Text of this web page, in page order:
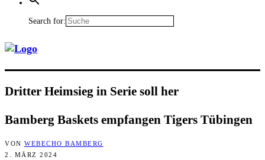
Search for:
Drit­ter Heim­sieg in Serie soll her
Bam­berg Bas­kets emp­fan­gen Tigers Tübingen
VON WEBECHO BAMBERG
2. MÄRZ 2024